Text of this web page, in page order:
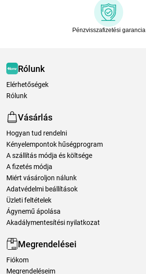
Pénzvisszafizetési garancia
Rólunk
Elérhetőségek
Rólunk
Vásárlás
Hogyan tud rendelni
Kényelempontok hűségprogram
A szállítás módja és költsége
A fizetés módja
Miért vásároljon nálunk
Adatvédelmi beállítások
Üzleti feltételek
Ágynemű ápolása
Akadálymentesítési nyilatkozat
Megrendelései
Fiókom
Megrendeléseim